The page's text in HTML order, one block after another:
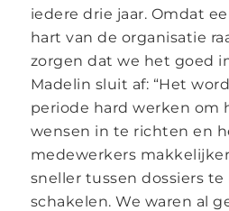
iedere drie jaar. Omdat
hart van de organisatie
zorgen dat we het goed
Madelin sluit af: “Het
periode hard werken om
wensen in te richten en
medewerkers
sneller tussen dossiers
schakelen. We waren al